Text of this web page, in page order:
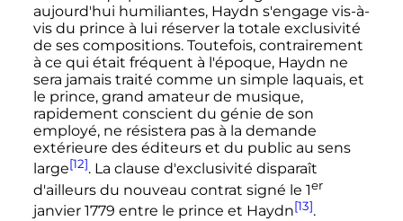
aujourd'hui humiliantes, Haydn s'engage vis-à-
vis du prince à lui réserver la totale exclusivité
de ses compositions. Toutefois, contrairement
à ce qui était fréquent à l'époque, Haydn ne
sera jamais traité comme un simple laquais, et
le prince, grand amateur de musique,
rapidement conscient du génie de son
employé, ne résistera pas à la demande
extérieure des éditeurs et du public au sens
large[12]. La clause d'exclusivité disparaît
d'ailleurs du nouveau contrat signé le 1er
janvier 1779 entre le prince et Haydn[13].